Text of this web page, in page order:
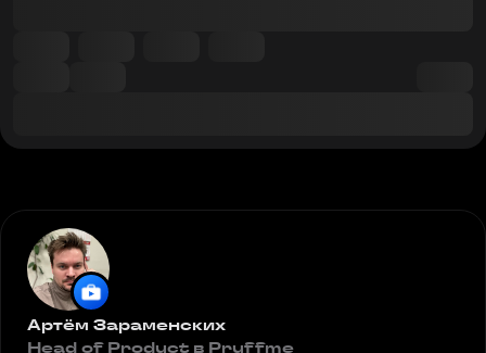
Артём Зараменских
Head of Product в Pruffme